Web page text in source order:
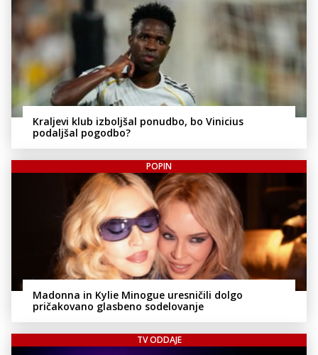
Kraljevi klub izboljšal ponudbo, bo Vinicius
podaljšal pogodbo?
POPIN
Madonna in Kylie Minogue uresničili dolgo
pričakovano glasbeno sodelovanje
TV ODDAJE